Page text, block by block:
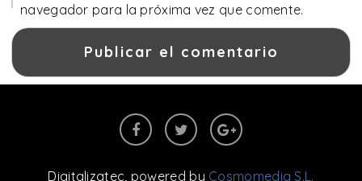
navegador para la próxima vez que comente.
Digitalizatec , powered by Cosmomedia S.L.